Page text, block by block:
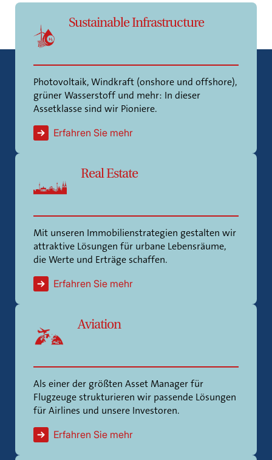
Sustainable Infrastructure
Photovoltaik, Windkraft (onshore und offshore),
grüner Wasserstoff und mehr: In dieser
Assetklasse sind wir Pioniere.
Erfahren Sie mehr
Real Estate
Mit unseren Immobilienstrategien gestalten wir
attraktive Lösungen für urbane Lebensräume,
die Werte und Erträge schaffen.
Erfahren Sie mehr
Aviation
Als einer der größten Asset Manager für
Flugzeuge strukturieren wir passende Lösungen
für Airlines und unsere Investoren.
Erfahren Sie mehr